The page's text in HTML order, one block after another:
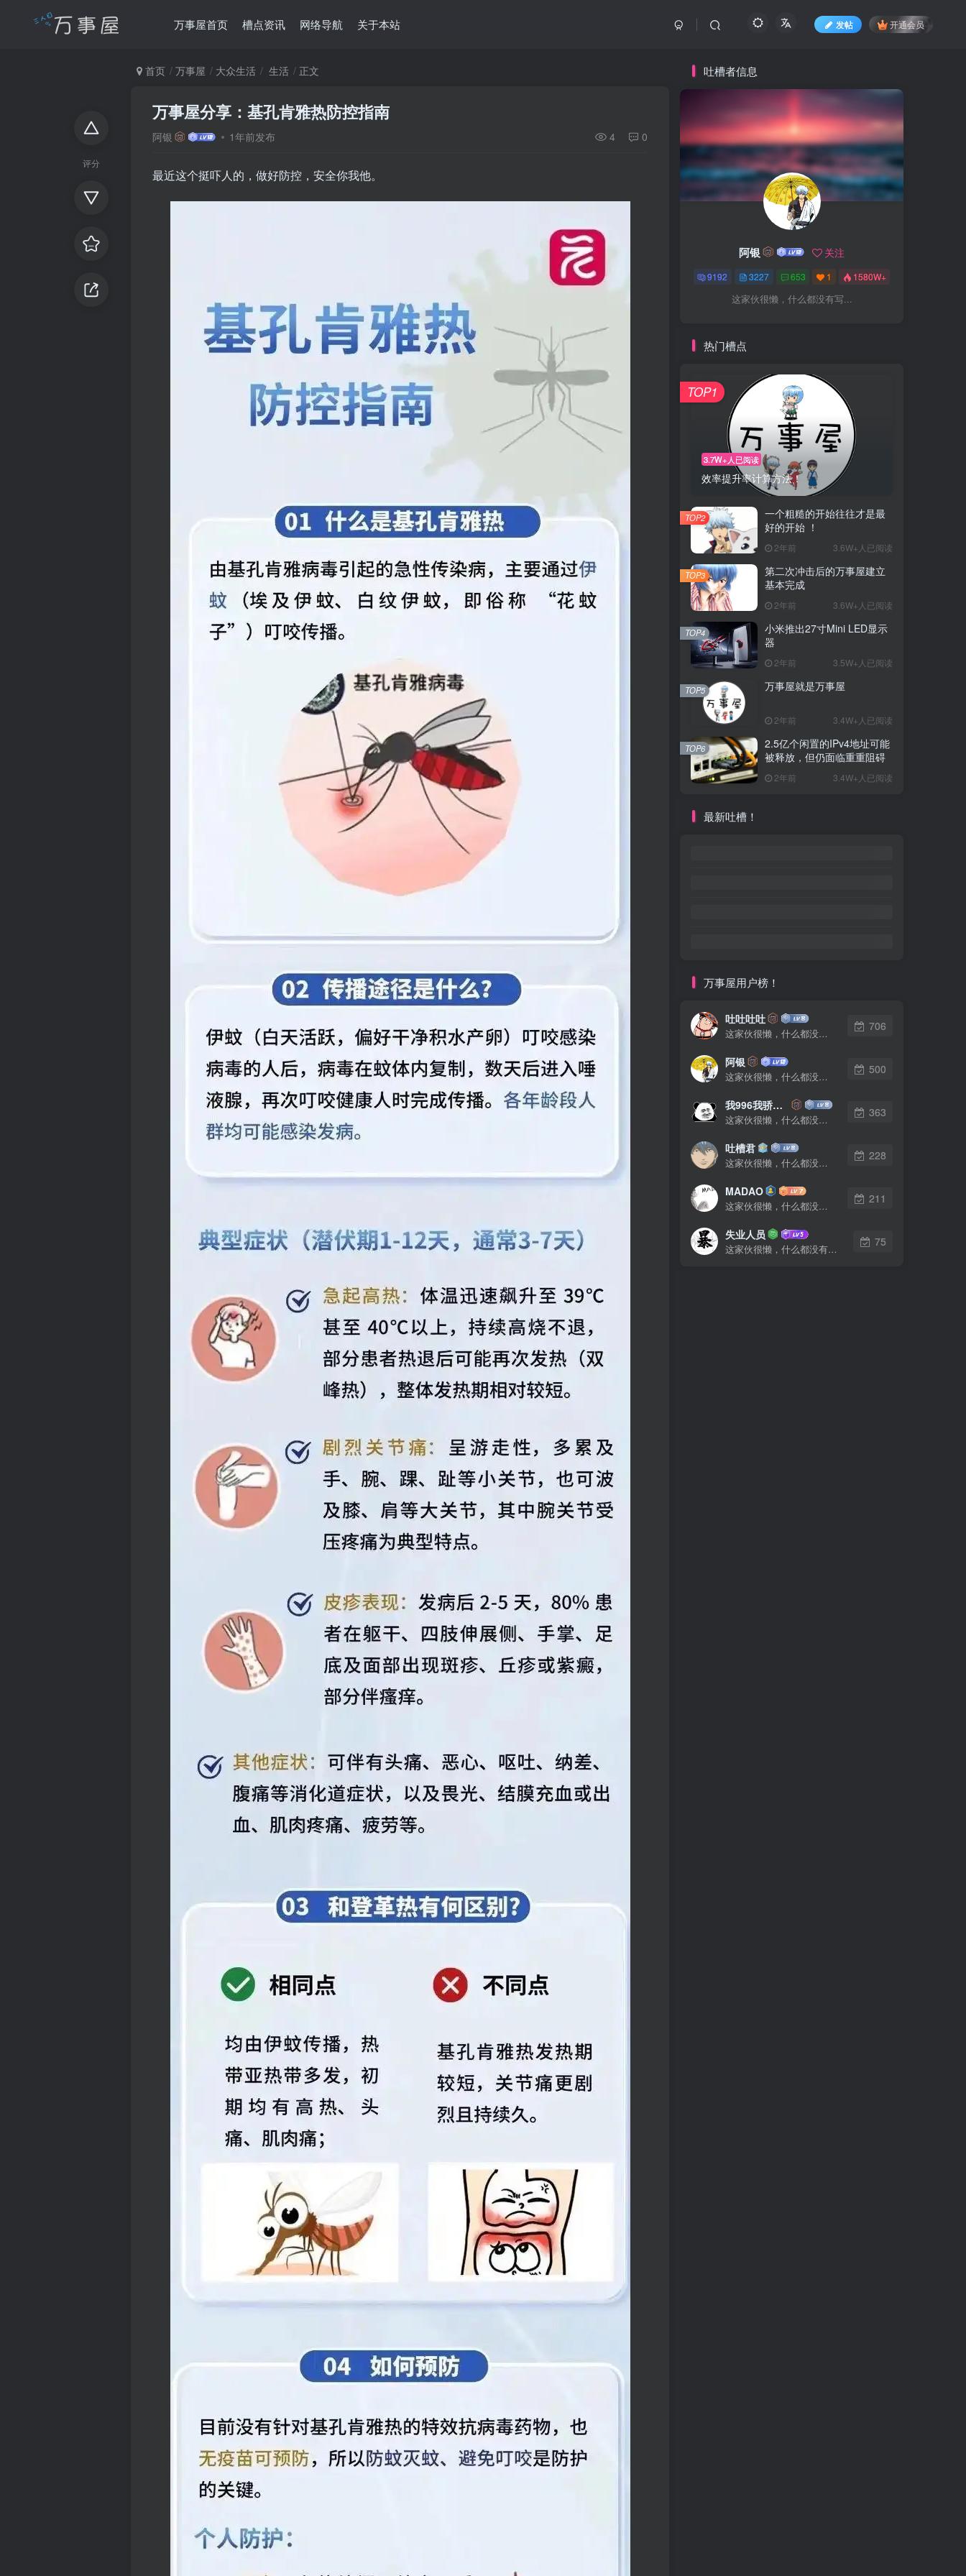
万事屋首页 槽点资讯 网络导航 关于本站 发帖 开通会员
评分
首页 万事屋 大众生活 生活 正文
万事屋分享：基孔肯雅热防控指南
阿银 1年前发布 4 0
最近这个挺吓人的，做好防控，安全你我他。
吐槽者信息
阿银 关注
9192 3227 653 1 1580W+
这家伙很懒，什么都没有写...
热门槽点
3.7W+人已阅读
效率提升率计算方法！
TOP1
一个粗糙的开始往往才是最
好的开始 ！
2年前 3.6W+人已阅读
TOP2
第二次冲击后的万事屋建立
基本完成
2年前 3.6W+人已阅读
TOP3
小米推出27寸Mini LED显示
器
2年前 3.5W+人已阅读
TOP4
万事屋就是万事屋
2年前 3.4W+人已阅读
TOP5
2.5亿个闲置的IPv4地址可能
被释放，但仍面临重重阻碍
2年前 3.4W+人已阅读
TOP6
最新吐槽！
万事屋用户榜！
吐吐吐吐
这家伙很懒，什么都没有写...
706
阿银
这家伙很懒，什么都没有写...
500
我996我骄傲了么
这家伙很懒，什么都没有写...
363
吐槽君
这家伙很懒，什么都没有写...
228
MADAO
这家伙很懒，什么都没有写...
211
失业人员
这家伙很懒，什么都没有写...
75